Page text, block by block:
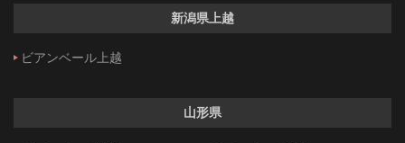
新潟県上越
ビアンベール上越
山形県